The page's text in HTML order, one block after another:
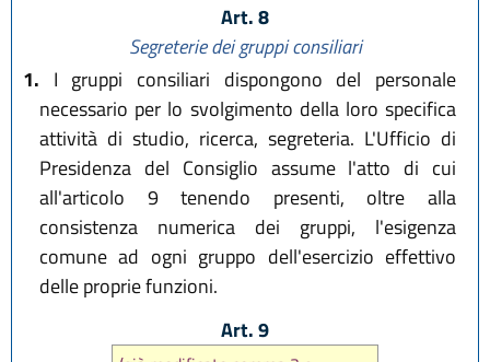
Art. 8
Segreterie dei gruppi consiliari
1. I gruppi consiliari dispongono del personale
necessario per lo svolgimento della loro specifica
attività di studio, ricerca, segreteria. L'Ufficio di
Presidenza del Consiglio assume l'atto di cui
all'articolo 9 tenendo presenti, oltre alla
consistenza numerica dei gruppi, l'esigenza
comune ad ogni gruppo dell'esercizio effettivo
delle proprie funzioni.
Art. 9